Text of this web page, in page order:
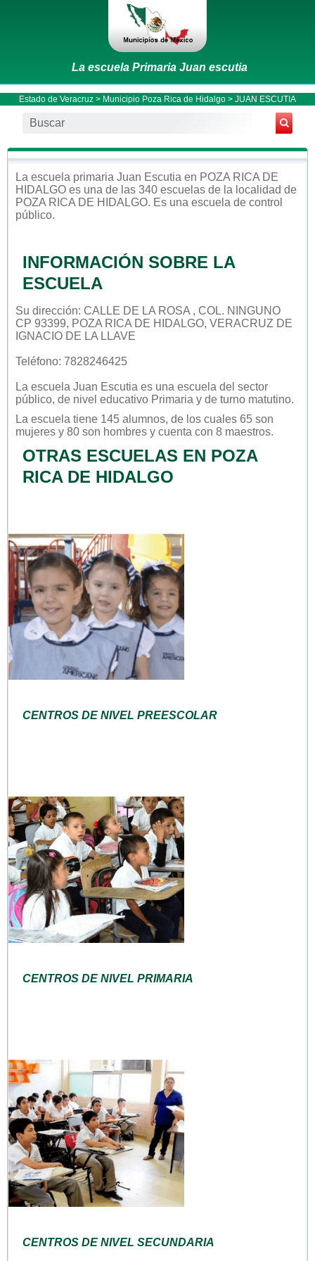
La escuela Primaria Juan escutia
Estado de Veracruz > Municipio Poza Rica de Hidalgo > JUAN ESCUTIA
La escuela primaria Juan Escutia en POZA RICA DE
HIDALGO es una de las 340 escuelas de la localidad de
POZA RICA DE HIDALGO. Es una escuela de control
público.
INFORMACIÓN SOBRE LA
ESCUELA
Su dirección: CALLE DE LA ROSA , COL. NINGUNO
CP 93399, POZA RICA DE HIDALGO, VERACRUZ DE
IGNACIO DE LA LLAVE
Teléfono: 7828246425
La escuela Juan Escutia es una escuela del sector
público, de nivel educativo Primaria y de turno matutino.
La escuela tiene 145 alumnos, de los cuales 65 son
mujeres y 80 son hombres y cuenta con 8 maestros.
OTRAS ESCUELAS EN POZA
RICA DE HIDALGO
CENTROS DE NIVEL PREESCOLAR
CENTROS DE NIVEL PRIMARIA
CENTROS DE NIVEL SECUNDARIA